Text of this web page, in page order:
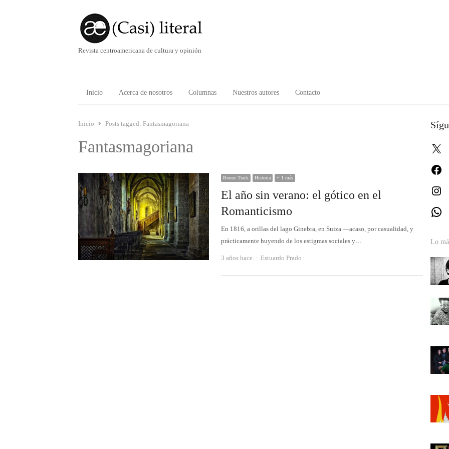
Revista centroamericana de cultura y opinión
Inicio Acerca de nosotros Columnas Nuestros autores Contacto
Inicio Posts tagged: Fantasmagoriana
Fantasmagoriana
Bonus Track Historia + 1 más
El año sin verano: el gótico en el
Romanticismo
En 1816, a orillas del lago Ginebra, en Suiza —acaso, por casualidad, y
prácticamente huyendo de los estigmas sociales y…
3 años hace Autor
Estuardo Prado
Lo